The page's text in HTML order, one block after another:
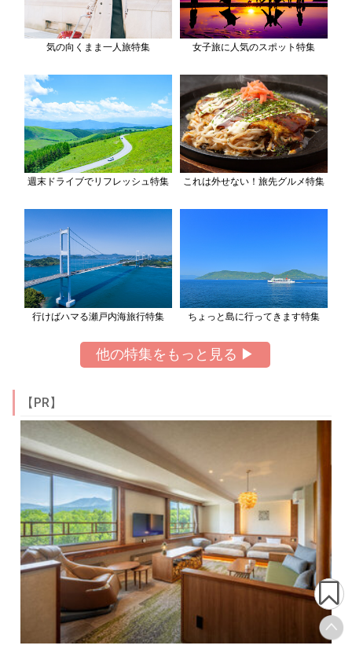
気の向くまま一人旅特集 女子旅に人気のスポット特集
週末ドライブでリフレッシュ特集 これは外せない！旅先グルメ特集
行けばハマる瀬戸内海旅行特集 ちょっと島に行ってきます特集
他の特集をもっと見る ▶
【PR】